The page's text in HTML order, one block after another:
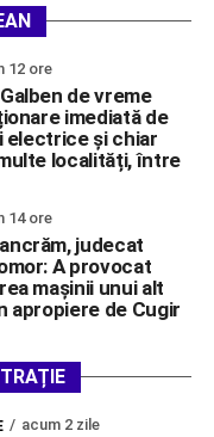
12 ore
de vreme
imediată de
electrice și chiar
localități, între
14 ore
judecat
A provocat
mașinii unui alt
apropiere de Cugir
acum 2 zile